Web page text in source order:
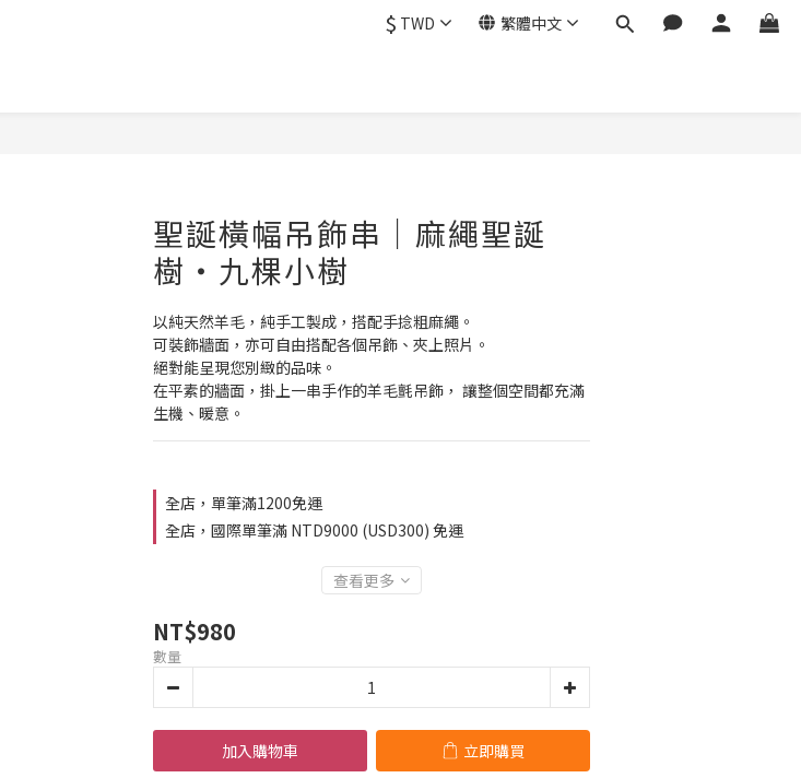
$ TWD 繁體中文
聖誕橫幅吊飾串｜麻繩聖誕
樹・九棵小樹
以純天然羊毛，純手工製成，搭配手捻粗麻繩。
可裝飾牆面，亦可自由搭配各個吊飾、夾上照片。
絕對能呈現您別緻的品味。
在平素的牆面，掛上一串手作的羊毛氈吊飾， 讓整個空間都充滿
生機、暖意。
全店，單筆滿1200免運
全店，國際單筆滿 NTD9000 (USD300) 免運
查看更多
NT$980
數量
加入購物車 立即購買
立即購買